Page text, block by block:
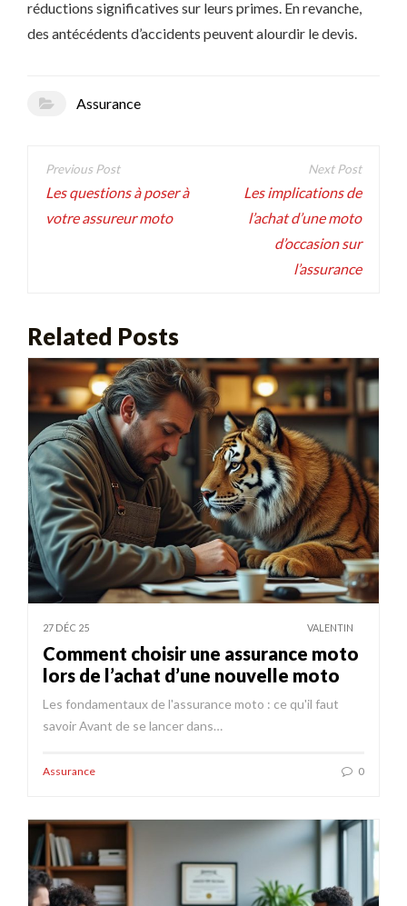
réductions significatives sur leurs primes. En revanche,
des antécédents d’accidents peuvent alourdir le devis.
Assurance
Navigation
de
l’article
Les questions à poser à
votre assureur moto
Les implications de
l’achat d’une moto
d’occasion sur
l’assurance
Related Posts
27 DÉC 25 VALENTIN
Comment choisir une assurance moto
lors de l’achat d’une nouvelle moto
Les fondamentaux de l'assurance moto : ce qu'il faut
savoir Avant de se lancer dans…
Assurance 0